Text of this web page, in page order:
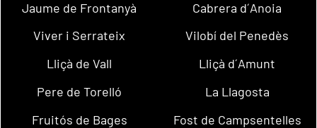
Jaume de Frontanyà
Cabrera d´Anoia
Viver i Serrateix
Vilobí del Penedès
Lliçà de Vall
Lliçà d´Amunt
Pere de Torelló
La Llagosta
Fruitós de Bages
Fost de Campsentelles